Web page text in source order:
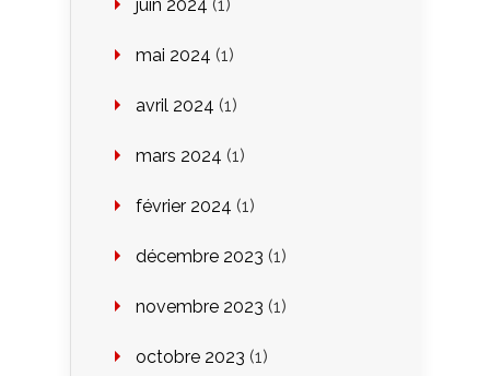
juin 2024 (1)
mai 2024 (1)
avril 2024 (1)
mars 2024 (1)
février 2024 (1)
décembre 2023 (1)
novembre 2023 (1)
octobre 2023 (1)